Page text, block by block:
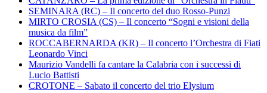
SEMINARA (RC) – Il concerto del duo Rosso-Punzi
MIRTO CROSIA (CS) – Il concerto “Sogni e visioni della
musica da film”
ROCCABERNARDA (KR) – Il concerto l’Orchestra di Fiati
Leonardo Vinci
Maurizio Vandelli fa cantare la Calabria con i successi di
Lucio Battisti
CROTONE – Sabato il concerto del trio Elysium